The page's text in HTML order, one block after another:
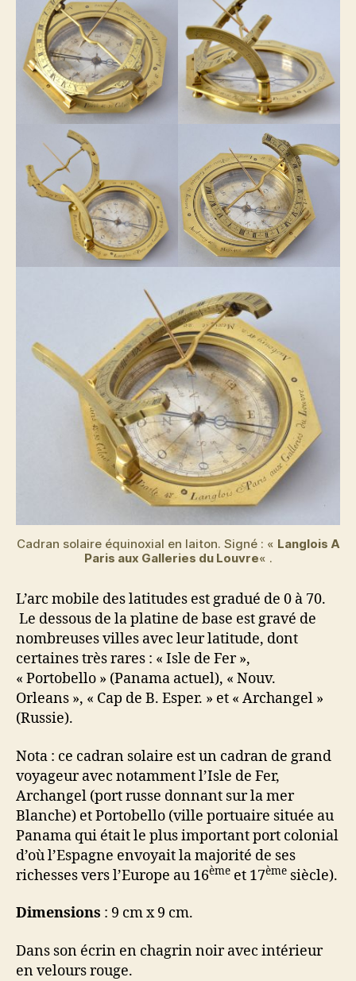
Cadran solaire équinoxial en laiton. Signé : « Langlois A
Paris aux Galleries du Louvre« .
L’arc mobile des latitudes est gradué de 0 à 70.
Le dessous de la platine de base est gravé de
nombreuses villes avec leur latitude, dont
certaines très rares : « Isle de Fer »,
« Portobello » (Panama actuel), « Nouv.
Orleans », « Cap de B. Esper. » et « Archangel »
(Russie).
Nota : ce cadran solaire est un cadran de grand
voyageur avec notamment l’Isle de Fer,
Archangel (port russe donnant sur la mer
Blanche) et Portobello (ville portuaire située au
Panama qui était le plus important port colonial
d’où l’Espagne envoyait la majorité de ses
richesses vers l’Europe au 16ème et 17ème siècle).
Dimensions : 9 cm x 9 cm.
Dans son écrin en chagrin noir avec intérieur
en velours rouge.